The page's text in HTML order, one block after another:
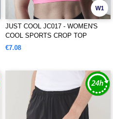
W1
JUST COOL JC017 - WOMEN'S
COOL SPORTS CROP TOP
€7.08